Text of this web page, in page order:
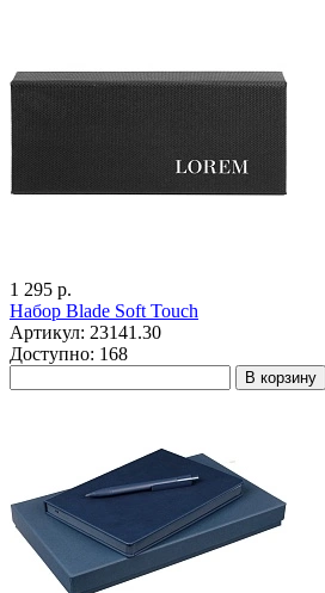
1 295 р.
Набор Blade Soft Touch
Артикул: 23141.30
Доступно: 168
В корзину